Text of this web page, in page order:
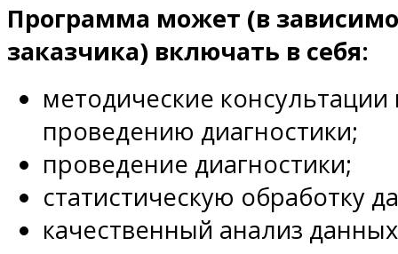
Программа может (в
заказчика) включать в себя:
методические консультации
проведению диагностики;
проведение диагностики;
статистическую обработку
качественный анализ